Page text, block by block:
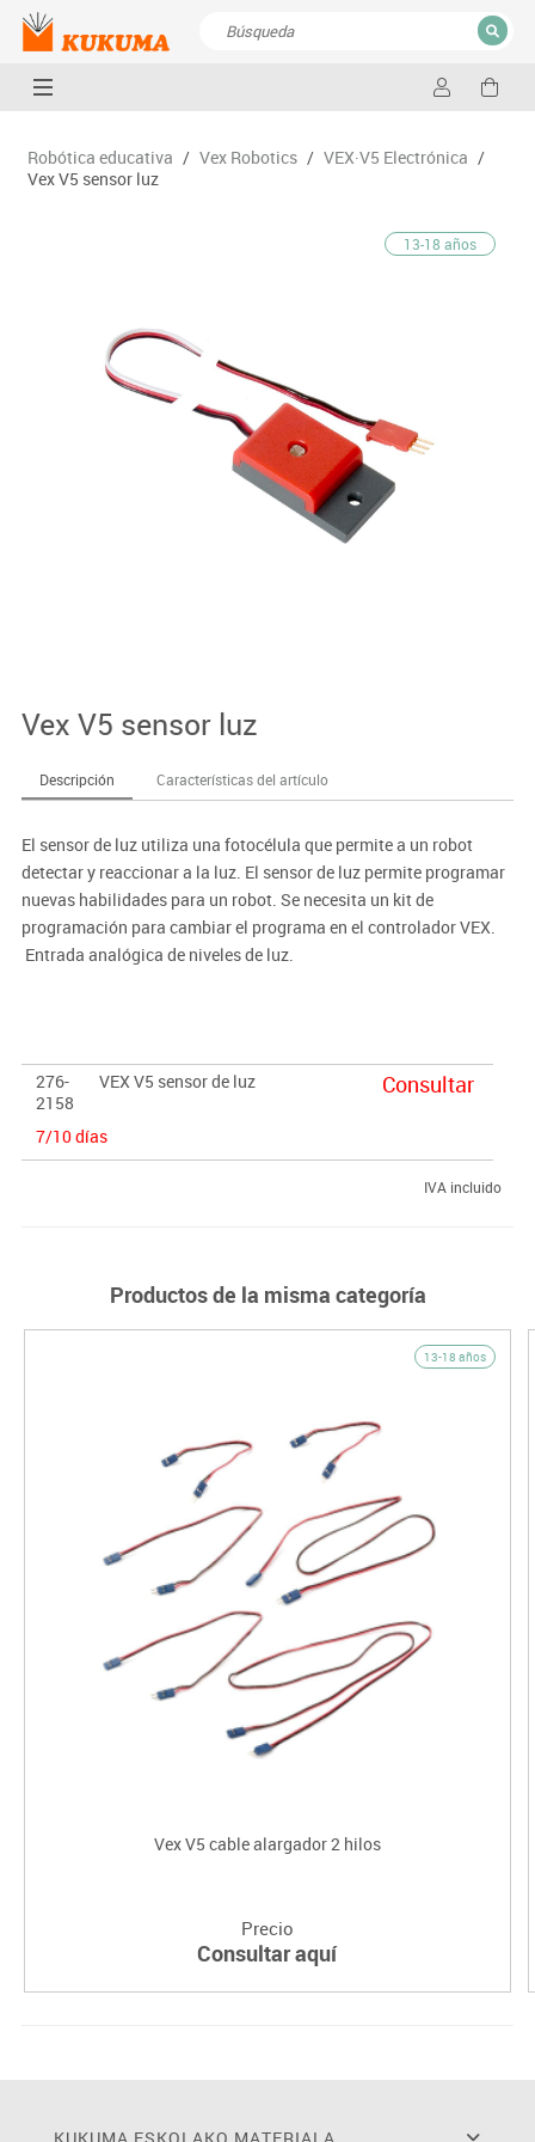
CERRAR
Robótica educativa / Vex Robotics / VEX·V5 Electrónica /
Vex V5 sensor luz
13-18 años
Vex V5 sensor luz
Descripción Características del artículo
El sensor de luz utiliza una fotocélula que permite a un robot
detectar y reaccionar a la luz. El sensor de luz permite programar
nuevas habilidades para un robot. Se necesita un kit de
programación para cambiar el programa en el controlador VEX.
 Entrada analógica de niveles de luz.
276-
2158
VEX V5 sensor de luz
7/10 días
Consultar
IVA incluido
Productos de la misma categoría
13-18 años
Vex V5 cable alargador 2 hilos
Precio
Consultar aquí
KUKUMA ESKOLAKO MATERIALA